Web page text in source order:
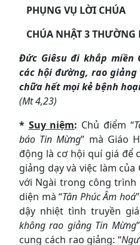
PHỤNG VỤ LỜI CHÚA
CHÚA NHẬT 3 THƯỜNG
Đức Giêsu đi khắp miền
các hội đường, rao
chữa hết mọi kẻ bệnh
(Mt 4,23)
* Suy niệm: Chủ điểm “
báo Tin Mừng” mà Giáo
động là cơ hội quí giá để
giảng dạy và việc làm của
với Ngài trong công
diện mà “Tân Phúc Âm hoá
dậy nhiệt tình truyền
không rao giảng Tin Mừng
cung cách rao giảng: “